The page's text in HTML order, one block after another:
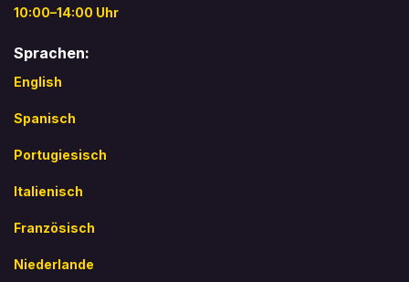
10:00–14:00 Uhr
Sprachen:
English
Spanisch
Portugiesisch
Italienisch
Französisch
Niederlande